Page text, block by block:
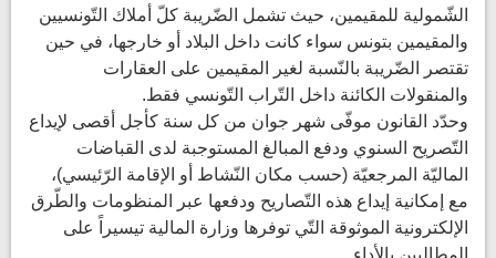
الشّمولية للمقيمين، حيث تشمل الضّريبة كلّ أملاك التّونسيين
والمقيمين بتونس سواء كانت داخل البلاد أو خارجها، في حين
تقتصر الضّريبة بالنّسبة لغير المقيمين على العقارات
والمنقولات الكائنة داخل التّراب التّونسي فقط.
وحدّد القانون موفّى شهر جوان من كل سنة كأجل أقصى لإيداع
التّصريح السنوي ودفع المبالغ المستوجبة لدى القباضات
الماليّة المرجعيّة (حسب مكان النّشاط أو الإقامة الرّئيسي)،
مع إمكانية إيداع هذه التّصاريح ودفعها عبر المنظومات والطّرق
الإلكترونية الموثوقة التّي توفرها وزارة المالية تيسيراً على
المطالبين بالأداء.